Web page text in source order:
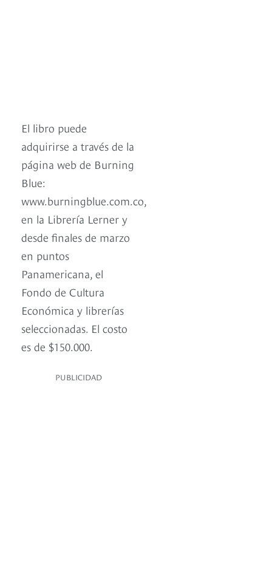
El libro puede
adquirirse a través de la
página web de Burning
Blue:
www.burningblue.com.co,
en la Librería Lerner y
desde finales de marzo
en puntos
Panamericana, el
Fondo de Cultura
Económica y librerías
seleccionadas. El costo
es de $150.000.
PUBLICIDAD